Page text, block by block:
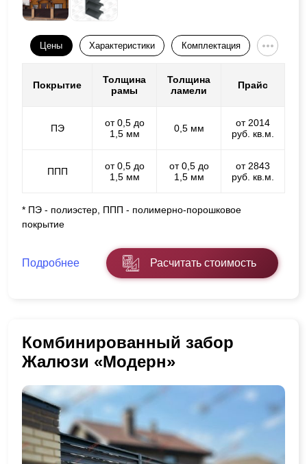
Цены Характеристики Комплектация
Покрытие
Толщина
рамы
Толщина
ламели
Прайс
ПЭ
от 0,5 до
1,5 мм
0,5 мм
от 2014
руб. кв.м.
ППП
от 0,5 до
1,5 мм
от 0,5 до
1,5 мм
от 2843
руб. кв.м.
* ПЭ - полиэстер, ППП - полимерно-порошковое
покрытие
Подробнее Расчитать стоимость
Комбинированный забор
Жалюзи «Модерн»